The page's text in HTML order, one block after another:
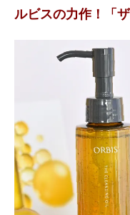
ルビスの力作！「